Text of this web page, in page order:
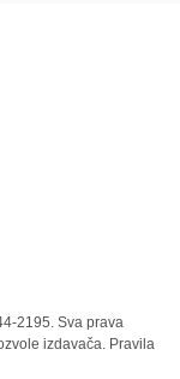
2195. Sva prava
izdavača. Pravila